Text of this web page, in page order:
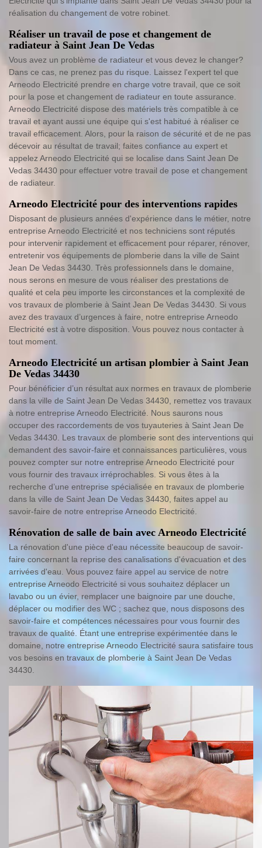
réalisation du changement de votre robinet.
Réaliser un travail de pose et changement de
radiateur à Saint Jean De Vedas
Vous avez un problème de radiateur et vous devez le changer?
Dans ce cas, ne prenez pas du risque. Laissez l'expert tel que
Arneodo Electricité prendre en charge votre travail, que ce soit
pour la pose et changement de radiateur en toute assurance.
Arneodo Electricité dispose des matériels très compatible à ce
travail et ayant aussi une équipe qui s'est habitué à réaliser ce
travail efficacement. Alors, pour la raison de sécurité et de ne pas
décevoir au résultat de travail; faites confiance au expert et
appelez Arneodo Electricité qui se localise dans Saint Jean De
Vedas 34430 pour effectuer votre travail de pose et changement
de radiateur.
Arneodo Electricité pour des interventions rapides
Disposant de plusieurs années d'expérience dans le métier, notre
entreprise Arneodo Electricité et nos techniciens sont réputés
pour intervenir rapidement et efficacement pour réparer, rénover,
entretenir vos équipements de plomberie dans la ville de Saint
Jean De Vedas 34430. Très professionnels dans le domaine,
nous serons en mesure de vous réaliser des prestations de
qualité et cela peu importe les circonstances et la complexité de
vos travaux de plomberie à Saint Jean De Vedas 34430. Si vous
avez des travaux d’urgences à faire, notre entreprise Arneodo
Electricité est à votre disposition. Vous pouvez nous contacter à
tout moment.
Arneodo Electricité un artisan plombier à Saint Jean
De Vedas 34430
Pour bénéficier d’un résultat aux normes en travaux de plomberie
dans la ville de Saint Jean De Vedas 34430, remettez vos travaux
à notre entreprise Arneodo Electricité. Nous saurons nous
occuper des raccordements de vos tuyauteries à Saint Jean De
Vedas 34430. Les travaux de plomberie sont des interventions qui
demandent des savoir-faire et connaissances particulières, vous
pouvez compter sur notre entreprise Arneodo Electricité pour
vous fournir des travaux irréprochables. Si vous êtes à la
recherche d’une entreprise spécialisée en travaux de plomberie
dans la ville de Saint Jean De Vedas 34430, faites appel au
savoir-faire de notre entreprise Arneodo Electricité.
Rénovation de salle de bain avec Arneodo Electricité
La rénovation d'une pièce d'eau nécessite beaucoup de savoir-
faire concernant la reprise des canalisations d'évacuation et des
arrivées d'eau. Vous pouvez faire appel au service de notre
entreprise Arneodo Electricité si vous souhaitez déplacer un
lavabo ou un évier, remplacer une baignoire par une douche,
déplacer ou modifier des WC ; sachez que, nous disposons des
savoir-faire et compétences nécessaires pour vous fournir des
travaux de qualité. Étant une entreprise expérimentée dans le
domaine, notre entreprise Arneodo Electricité saura satisfaire tous
vos besoins en travaux de plomberie à Saint Jean De Vedas
34430.